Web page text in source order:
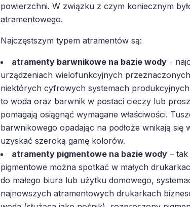
powierzchni. W związku z czym koniecznym
atramentowego.
Najczęstszym typem atramentów są:
atramenty barwnikowe na bazie wody-
urządzeniach wielofunkcyjnych
niektórych cyfrowych systemach
to woda oraz barwnik w postaci cieczy lub
pomagają osiągnąć wymagane właściwości.
barwnikowego opadając na podłoże wnikają
uzyskać szeroką gamę kolorów.
atramenty pigmentowe na bazie wody– tak
pigmentowe można spotkać w małych
do małego biura lub użytku domowego,
najnowszych atramentowych drukarkach